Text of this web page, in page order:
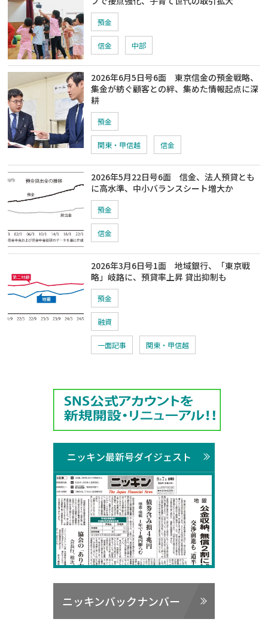
預金
信金 中部
2026年6月5日号6面 東京信金の預金戦略、
集金が紡ぐ顧客との絆、集めた情報起点に深
耕
預金
関東・甲信越 信金
2026年5月22日号6面 信金、法人預貸とも
に高水準、中小バランスシート増大か
預金
信金
2026年3月6日号1面 地域銀行、「東京戦
略」岐路に、預貸率上昇 貸出抑制も
預金
融資
一面記事 関東・甲信越
ニッキン最新号ダイジェスト
ニッキンバックナンバー